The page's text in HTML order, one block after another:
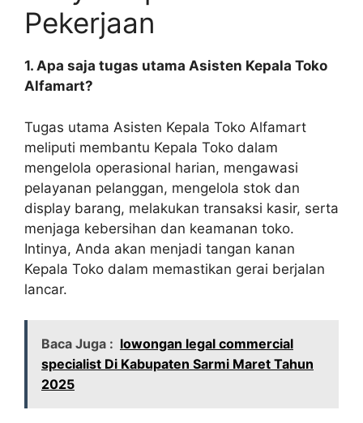
Pekerjaan
1. Apa saja tugas utama Asisten Kepala Toko
Alfamart?
Tugas utama Asisten Kepala Toko Alfamart
meliputi membantu Kepala Toko dalam
mengelola operasional harian, mengawasi
pelayanan pelanggan, mengelola stok dan
display barang, melakukan transaksi kasir, serta
menjaga kebersihan dan keamanan toko.
Intinya, Anda akan menjadi tangan kanan
Kepala Toko dalam memastikan gerai berjalan
lancar.
Baca Juga : lowongan legal commercial
specialist Di Kabupaten Sarmi Maret Tahun
2025